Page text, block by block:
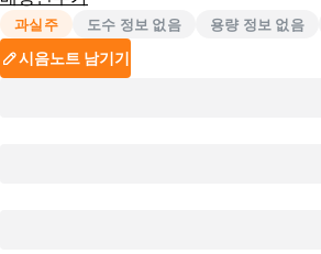
과실주 도수 정보 없음 용량 정보 없음
시음노트 남기기